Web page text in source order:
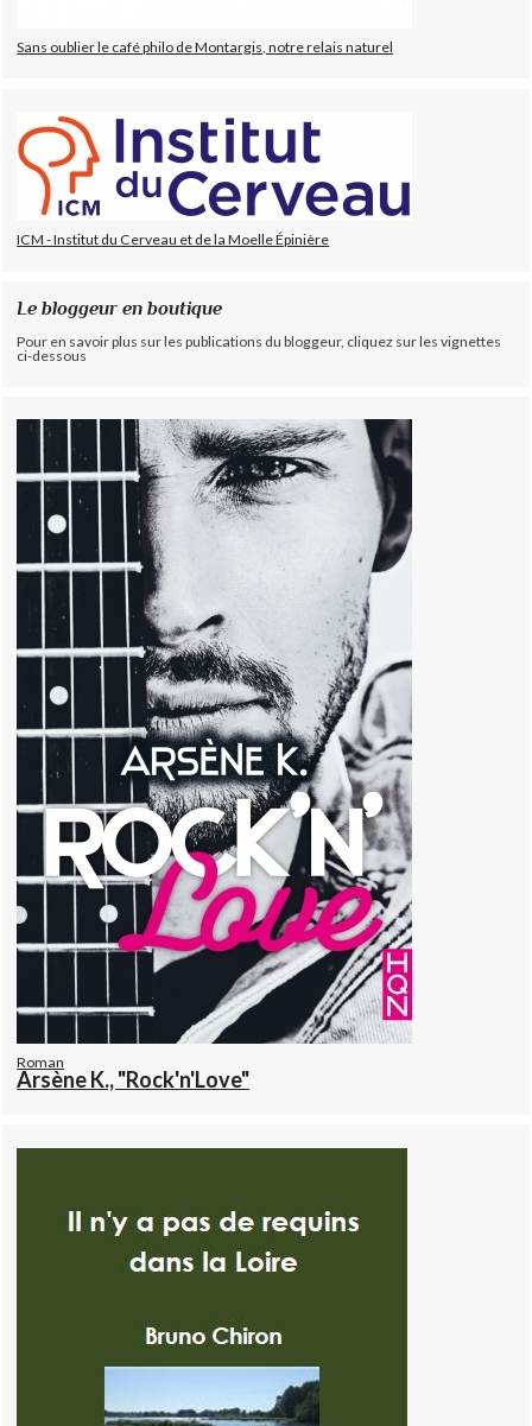
Sans oublier le café philo de Montargis, notre relais naturel
ICM - Institut du Cerveau et de la Moelle Épinière
Le bloggeur en boutique
Pour en savoir plus sur les publications du bloggeur, cliquez sur les vignettes
ci-dessous
Roman
Arsène K., "Rock'n'Love"